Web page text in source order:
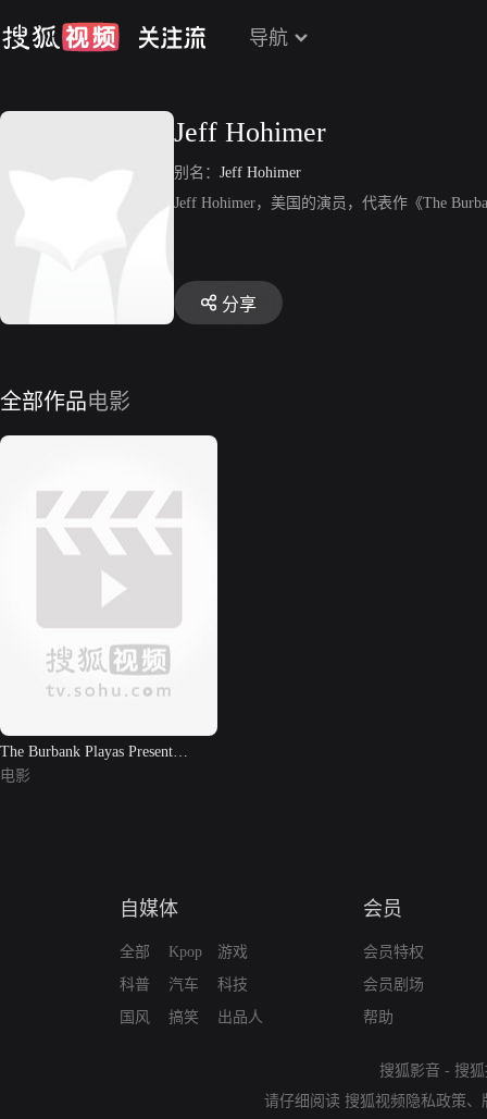
导航
Jeff Hohimer
别名： Jeff Hohimer
Jeff Hohimer，美国的演员，代表作《The
分享
全部作品电影
The Burbank Playas Present
Manipede!
电影
自媒体
全部
科普
国风
Kpop
汽车
搞笑
游戏
科技
出品人
会员
会员特权
会员剧场
帮助
搜狐影音 - 搜
请仔细阅读 搜狐视频隐私政策、